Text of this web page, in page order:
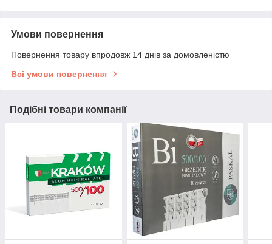
Умови повернення
Повернення товару впродовж 14 днів за домовленістю
Всі умови повернення
Подібні товари компанії